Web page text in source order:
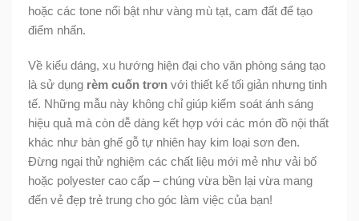
hoặc các tone nổi bật như vàng mù tạt, cam đất để tạo
điểm nhấn.
Về kiểu dáng, xu hướng hiện đại cho văn phòng sáng tạo
là sử dụng rèm cuốn trơn với thiết kế tối giản nhưng tinh
tế. Những mẫu này không chỉ giúp kiểm soát ánh sáng
hiệu quả mà còn dễ dàng kết hợp với các món đồ nội thất
khác như bàn ghế gỗ tự nhiên hay kim loại sơn đen.
Đừng ngại thử nghiệm các chất liệu mới mẻ như vải bố
hoặc polyester cao cấp – chúng vừa bền lại vừa mang
đến vẻ đẹp trẻ trung cho góc làm việc của bạn!